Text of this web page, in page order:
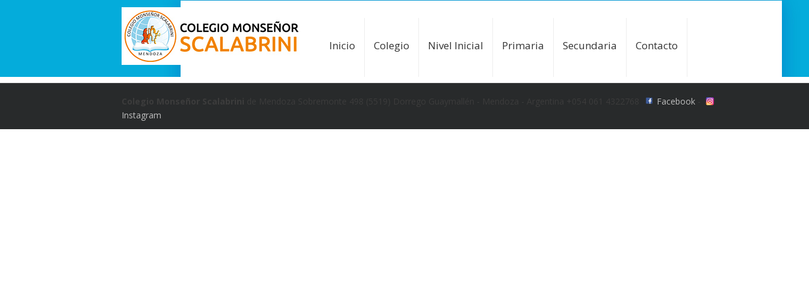
Inicio Colegio Nivel Inicial Primaria Secundaria Contacto
Facebook
Instagram